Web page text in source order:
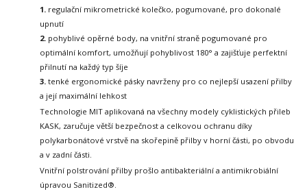
1. regulační mikrometrické kolečko, pogumované, pro dokonalé
upnutí
2. pohyblivé opěrné body, na vnitřní straně pogumované pro
optimální komfort, umožňují pohyblivost 180° a zajišťuje perfektní
přilnutí na každý typ šíje
3. tenké ergonomické pásky navrženy pro co nejlepší usazení přilby
a její maximální lehkost
Technologie MIT aplikovaná na všechny modely cyklistických přileb
KASK, zaručuje větší bezpečnost a celkovou ochranu díky
polykarbonátové vrstvě na skořepině přilby v horní části, po obvodu
a v zadní části.
Vnitřní polstrování přilby prošlo antibakteriální a antimikrobiální
úpravou Sanitized®.